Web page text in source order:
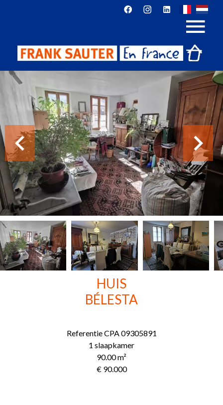
HUIS
BÉLESTA
ReferentieCPA 09305891
1 slaapkamer
90.00m²
€ 90.000